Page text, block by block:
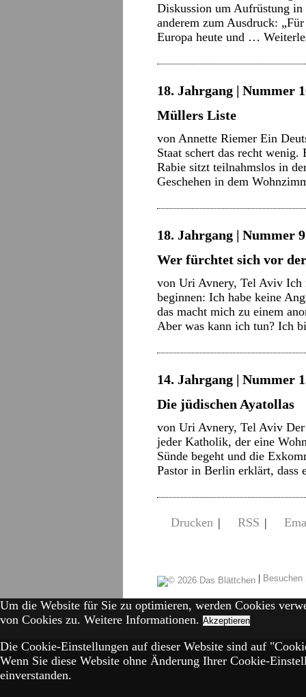
Diskussion um Aufrüstung
anderem zum Ausdruck:
Europa heute und …
18. Jahrgang | Nummer
Müllers Liste
von Annette Riemer Ein
Staat schert das recht
Rabie sitzt teilnahmslos in
Geschehen in dem
18. Jahrgang | Nummer
Wer fürchtet sich vor
von Uri Avnery, Tel Aviv Ich
beginnen: Ich habe keine
das macht mich zu einem
Aber was kann ich tun? Ich
14. Jahrgang | Nummer
Die jüdischen Ayatollas
von Uri Avnery, Tel Aviv
jeder Katholik, der eine
Sünde begeht und die
Pastor in Berlin erklärt,
Drucken | RSS |
|
Um die Website für Sie zu optimieren, werden Cookies
von Cookies zu. Weitere Informationen. Akzeptieren
Die Cookie-Einstellungen auf dieser Website sind auf
Wenn Sie diese Website ohne Änderung Ihrer Cookie-
einverstanden.